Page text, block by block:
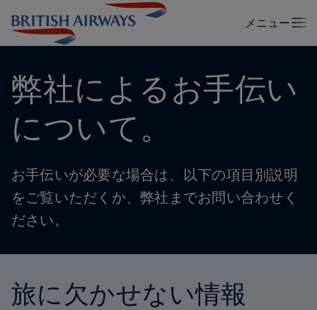
弊社によるお手伝い
について。
お手伝いが必要な場合は、以下の項目別説明
をご覧いただくか、弊社までお問い合わせく
ださい。
旅に欠かせない情報